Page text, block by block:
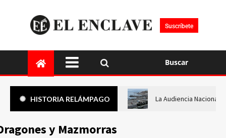
Suscríbete
Buscar
HISTORIA RELÁMPAGO La Audiencia Nacional
y Mazmorras